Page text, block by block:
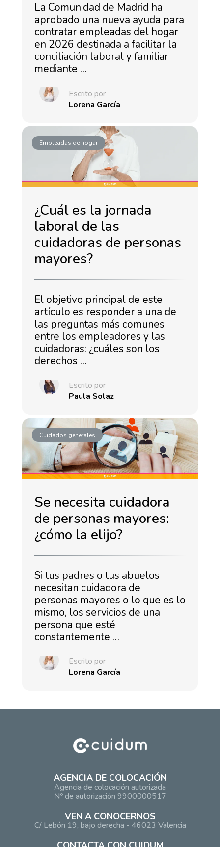
La Comunidad de Madrid ha
aprobado una nueva ayuda para
contratar empleadas del hogar
en 2026 destinada a facilitar la
conciliación laboral y familiar
mediante …
Escrito por
Lorena García
Empleadas de hogar
¿Cuál es la jornada
laboral de las
cuidadoras de personas
mayores?
El objetivo principal de este
artículo es responder a una de
las preguntas más comunes
entre los empleadores y las
cuidadoras: ¿cuáles son los
derechos …
Escrito por
Paula Solaz
Cuidados generales
Se necesita cuidadora
de personas mayores:
¿cómo la elijo?
Si tus padres o tus abuelos
necesitan cuidadora de
personas mayores o lo que es lo
mismo, los servicios de una
persona que esté
constantemente …
Escrito por
Lorena García
AGENCIA DE COLOCACIÓN
Agencia de colocación autorizada
Nº de autorización 9900000517
VEN A CONOCERNOS
C/ Lebón 19, bajo derecha - 46023 Valencia